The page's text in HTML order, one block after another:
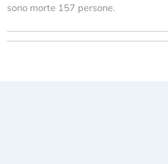
sono morte 157 persone.